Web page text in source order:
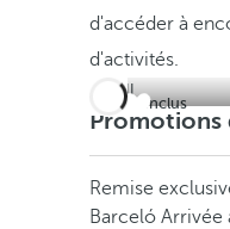
d'accéder à
d'activités.
Tout Inclus
Promotions
Remise
Barceló Arrivée